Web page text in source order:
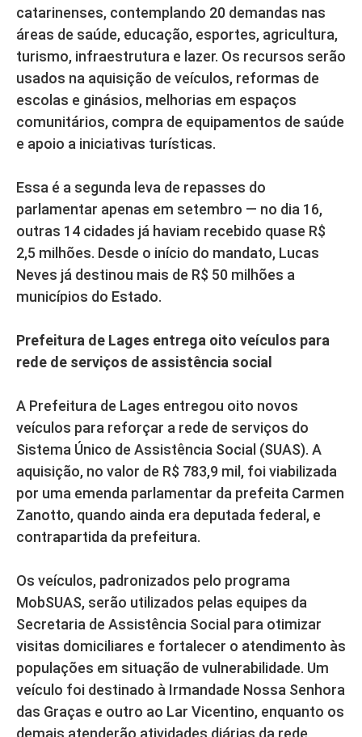
catarinenses, contemplando 20 demandas nas
áreas de saúde, educação, esportes, agricultura,
turismo, infraestrutura e lazer. Os recursos serão
usados na aquisição de veículos, reformas de
escolas e ginásios, melhorias em espaços
comunitários, compra de equipamentos de saúde
e apoio a iniciativas turísticas.
Essa é a segunda leva de repasses do
parlamentar apenas em setembro — no dia 16,
outras 14 cidades já haviam recebido quase R$
2,5 milhões. Desde o início do mandato, Lucas
Neves já destinou mais de R$ 50 milhões a
municípios do Estado.
Prefeitura de Lages entrega oito veículos para
rede de serviços de assistência social
A Prefeitura de Lages entregou oito novos
veículos para reforçar a rede de serviços do
Sistema Único de Assistência Social (SUAS). A
aquisição, no valor de R$ 783,9 mil, foi viabilizada
por uma emenda parlamentar da prefeita Carmen
Zanotto, quando ainda era deputada federal, e
contrapartida da prefeitura.
Os veículos, padronizados pelo programa
MobSUAS, serão utilizados pelas equipes da
Secretaria de Assistência Social para otimizar
visitas domiciliares e fortalecer o atendimento às
populações em situação de vulnerabilidade. Um
veículo foi destinado à Irmandade Nossa Senhora
das Graças e outro ao Lar Vicentino, enquanto os
demais atenderão atividades diárias da rede